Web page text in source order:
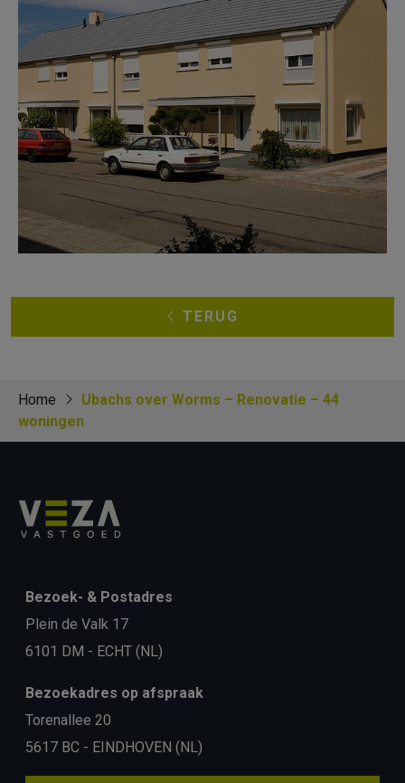
TERUG
Home
Ubachs over Worms – Renovatie – 44
woningen
Bezoek- & Postadres
Plein de Valk 17
6101 DM - ECHT (NL)
Bezoekadres op afspraak
Torenallee 20
5617 BC - EINDHOVEN (NL)